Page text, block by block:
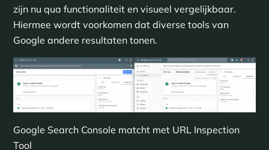
zijn nu qua functionaliteit en visueel vergelijkbaar.
Hiermee wordt voorkomen dat diverse tools van
Google andere resultaten tonen.
Google Search Console matcht met URL Inspection
Tool